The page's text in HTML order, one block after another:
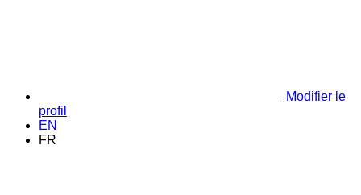
Modifier le
profil
EN
FR